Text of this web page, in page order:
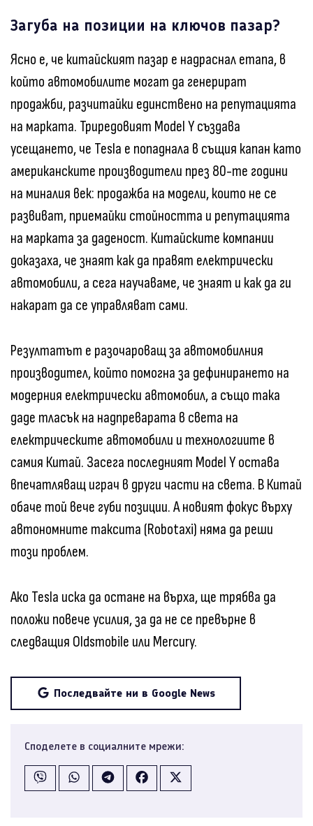
Загуба на позиции на ключов пазар?
Ясно е, че китайският пазар е надраснал етапа, в
който автомобилите могат да генерират
продажби, разчитайки единствено на репутацията
на марката. Триредовият Model Y създава
усещането, че Tesla е попаднала в същия капан като
американските производители през 80-те години
на миналия век: продажба на модели, които не се
развиват, приемайки стойността и репутацията
на марката за даденост. Китайските компании
доказаха, че знаят как да правят електрически
автомобили, а сега научаваме, че знаят и как да ги
накарат да се управляват сами.
Резултатът е разочароващ за автомобилния
производител, който помогна за дефинирането на
модерния електрически автомобил, а също така
даде тласък на надпреварата в света на
електрическите автомобили и технологиите в
самия Китай. Засега последният Model Y остава
впечатляващ играч в други части на света. В Китай
обаче той вече губи позиции. А новият фокус върху
автономните таксита (Robotaxi) няма да реши
този проблем.
Ако Tesla иска да остане на върха, ще трябва да
положи повече усилия, за да не се превърне в
следващия Oldsmobile или Mercury.
Последвайте ни в Google News
Споделете в социалните мрежи: